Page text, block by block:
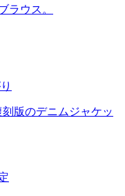
ラウス。
版のデニムジャケッ